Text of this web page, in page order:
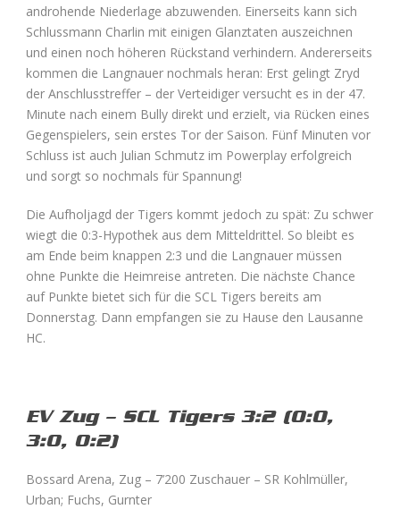
androhende Niederlage abzuwenden. Einerseits kann sich
Schlussmann Charlin mit einigen Glanztaten auszeichnen
und einen noch höheren Rückstand verhindern. Andererseits
kommen die Langnauer nochmals heran: Erst gelingt Zryd
der Anschlusstreffer – der Verteidiger versucht es in der 47.
Minute nach einem Bully direkt und erzielt, via Rücken eines
Gegenspielers, sein erstes Tor der Saison. Fünf Minuten vor
Schluss ist auch Julian Schmutz im Powerplay erfolgreich
und sorgt so nochmals für Spannung!
Die Aufholjagd der Tigers kommt jedoch zu spät: Zu schwer
wiegt die 0:3-Hypothek aus dem Mitteldrittel. So bleibt es
am Ende beim knappen 2:3 und die Langnauer müssen
ohne Punkte die Heimreise antreten. Die nächste Chance
auf Punkte bietet sich für die SCL Tigers bereits am
Donnerstag. Dann empfangen sie zu Hause den Lausanne
HC.
EV Zug – SCL Tigers 3:2 (0:0,
3:0, 0:2)
Bossard Arena, Zug – 7’200 Zuschauer – SR Kohlmüller,
Urban; Fuchs, Gurnter